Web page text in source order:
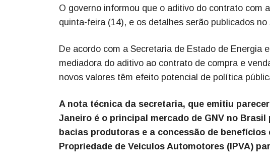
O governo informou que o aditivo do contrato com
quinta-feira (14), e os detalhes serão publicados no
De acordo com a Secretaria de Estado de Energia
mediadora do aditivo ao contrato de compra e
novos valores têm efeito potencial de política
A nota técnica da secretaria, que emitiu
Janeiro é o principal mercado de GNV no
bacias produtoras e a concessão de
Propriedade de Veículos Automotores (IPVA)